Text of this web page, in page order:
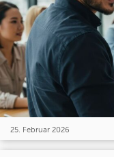
25. Februar 2026